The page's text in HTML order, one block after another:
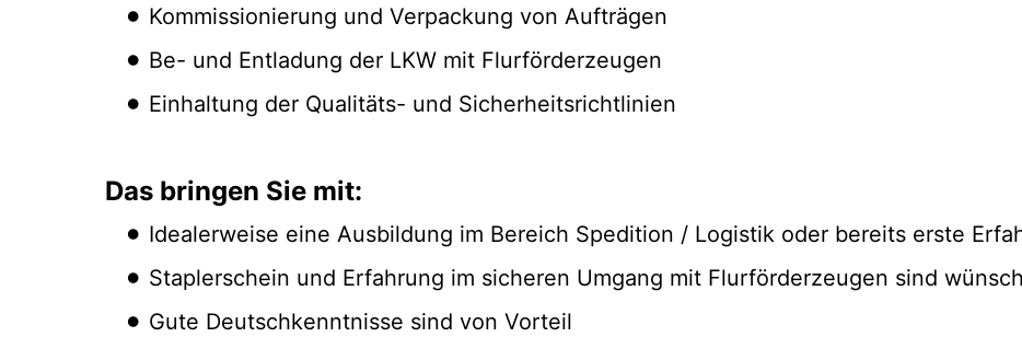
Kommissionierung und Verpackung von Aufträgen
Be- und Entladung der LKW mit Flurförderzeugen
Einhaltung der Qualitäts- und Sicherheitsrichtlinien
Das bringen Sie mit:
Idealerweise eine Ausbildung im Bereich Spedition / Logistik oder bereits erste
Staplerschein und Erfahrung im sicheren Umgang mit Flurförderzeugen sind
Gute Deutschkenntnisse sind von Vorteil